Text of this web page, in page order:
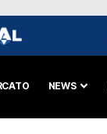
NEWS